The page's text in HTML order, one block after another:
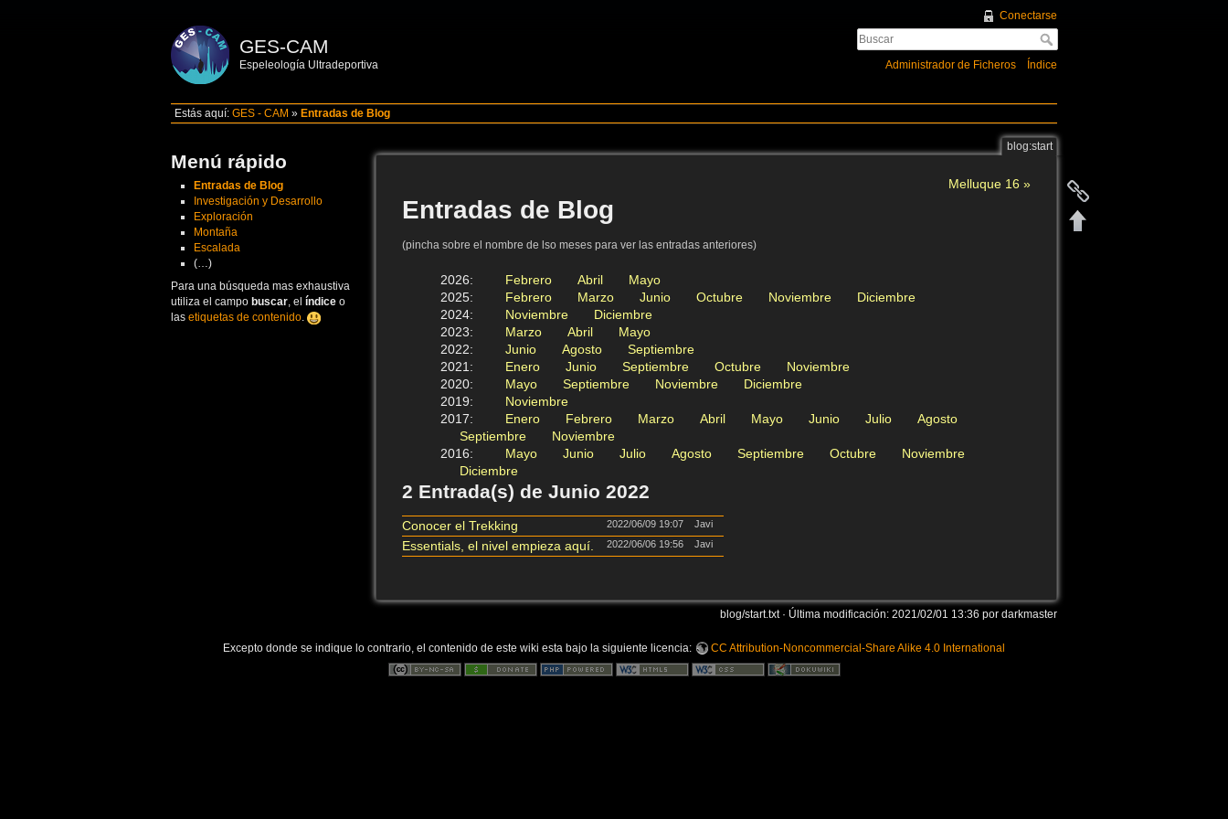
GES-CAM
Espeleología Ultradeportiva
Conectarse
Administrador de Ficheros Índice
Estás aquí:GES - CAM » Entradas de Blog
Menú rápido
Entradas de Blog
Investigación y Desarrollo
Exploración
Montaña
Escalada
(…)
Para una búsqueda mas exhaustiva
utiliza el campo buscar, el índice o
las etiquetas de contenido.
blog:start
Melluque 16 »
Entradas de Blog
(pincha sobre el nombre de lso meses para ver las entradas anteriores)
2026: Febrero Abril
Mayo
2025: Febrero Marzo Junio Octubre Noviembre
Diciembre
2024: Noviembre
Diciembre
2023: Marzo Abril
Mayo
2022: Junio Agosto
Septiembre
2021 : Enero Junio Septiembre Octubre
Noviembre
2020: Mayo Septiembre Noviembre
Diciembre
2019:
Noviembre
2017: Enero Febrero Marzo Abril Mayo Junio Julio
Agosto
Septiembre
Noviembre
2016: Mayo Junio Julio Agosto Septiembre Octubre
Noviembre
Diciembre
2 Entrada(s) de Junio 2022
Conocer el Trekking 2022/06/09 19:07 Javi
Essentials, el nivel empieza aquí. 2022/06/06 19:56 Javi
blog/start.txt· Última modificación: 2021/02/01 13:36 por darkmaster
Excepto donde se indique lo contrario, el contenido de este wiki esta bajo la siguiente licencia: CC Attribution-Noncommercial-Share Alike 4.0 International